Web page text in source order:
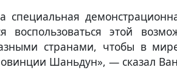
специальная
этой
странами, чтобы в
Шаньдун», — сказал